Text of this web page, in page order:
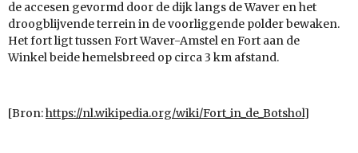
de accesen gevormd door de dijk langs de Waver en het
droogblijvende terrein in de voorliggende polder bewaken.
Het fort ligt tussen Fort Waver-Amstel en Fort aan de
Winkel beide hemelsbreed op circa 3 km afstand.
[Bron:https://nl.wikipedia.org/wiki/Fort_in_de_Botshol]